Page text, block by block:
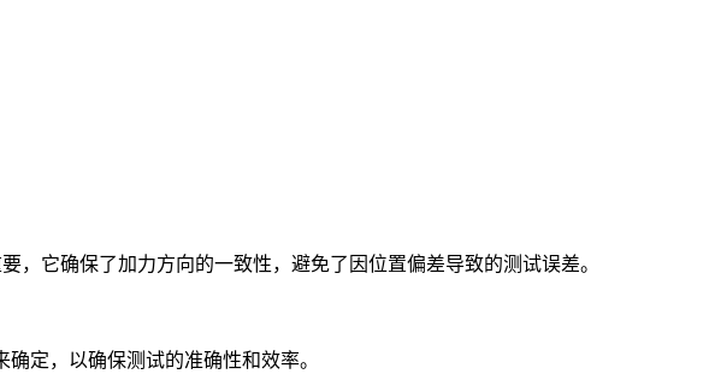
它确保了加力方向的一致性，避免了因位置偏差导致的测试误差。
定，以确保测试的准确性和效率。